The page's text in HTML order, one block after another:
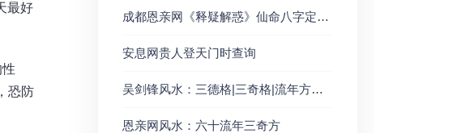
最好
恐防
成都恩亲网《释疑解惑》仙命八字定坐墓地山靠谱不？
安息网贵人登天门时查询
吴剑锋风水：三德格|三奇格|流年方道利方
恩亲网风水：六十流年三奇方